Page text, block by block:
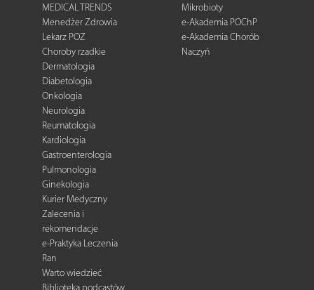
MEDICAL TRENDS
Menedżer Zdrowia
Lekarz POZ
Choroby rzadkie
Dermatologia
Diabetologia
Onkologia
Neurologia
Reumatologia
Kardiologia
Gastroenterologia
Pulmonologia
Ginekologia
Kurier Medyczny
Zalecenia i
rekomendacje
e-Praktyka Leczenia
Ran
Warto wiedzieć
Biblioteka podcastów
Mikrobioty
e-Akademia POChP
e-Akademia Chorób
Naczyń